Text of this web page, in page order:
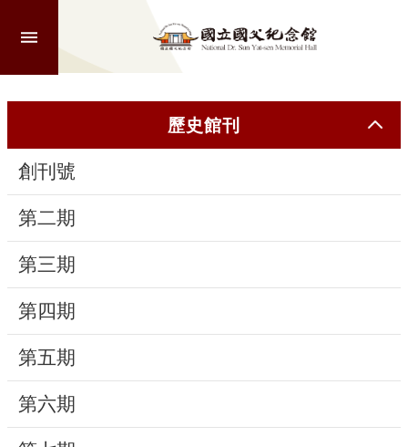
階
尋
認
識
本
館
參
觀
動
歷史館刊
創刊號
第二期
第三期
第四期
第五期
第六期